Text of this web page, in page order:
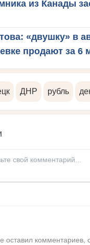
из Канады
«двушку» в
продают за 6
ДНР рубль
оставил комментариев,